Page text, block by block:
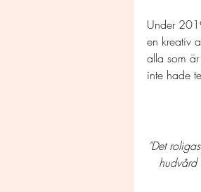
Under
en kreativ
alla som
inte hade
"Det
hudvård